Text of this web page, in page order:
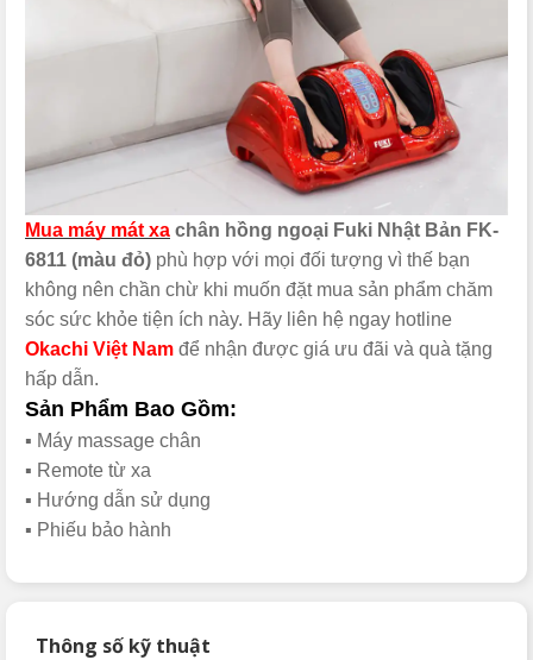
Mua máy mát xa chân hồng ngoại Fuki Nhật Bản FK-
6811 (màu đỏ) phù hợp với mọi đối tượng vì thế bạn
không nên chần chừ khi muốn đặt mua sản phẩm chăm
sóc sức khỏe tiện ích này. Hãy liên hệ ngay hotline
Okachi Việt Nam để nhận được giá ưu đãi và quà tặng
hấp dẫn.
Sản Phẩm Bao Gồm:
▪️ Máy massage chân
▪️ Remote từ xa
▪️ Hướng dẫn sử dụng
▪️ Phiếu bảo hành
Thông số kỹ thuật